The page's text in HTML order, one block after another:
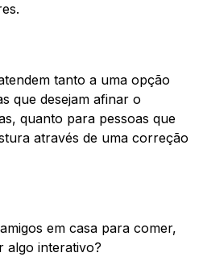
tanto a uma opção
que desejam afinar o
quanto para pessoas que
através de uma correção
em casa para comer,
algo interativo?